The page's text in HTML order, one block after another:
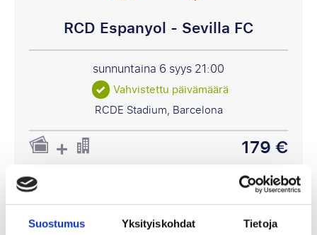
Suostumus Yksityiskohdat Tietoja
RCD Espanyol - Sevilla FC
sunnuntaina 6 syys21:00
Vahvistettu päivämäärä
RCDE Stadium, Barcelona
179 €
P.P. ALKAEN
631 €